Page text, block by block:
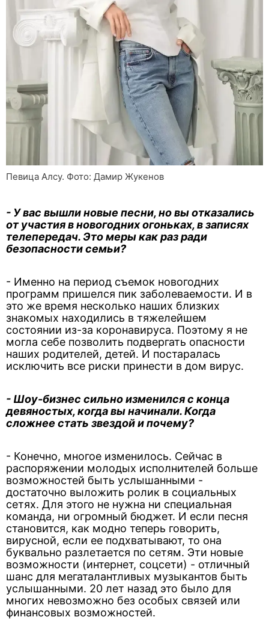
Певица Алсу. Фото: Дамир Жукенов
- У вас вышли новые песни, но вы отказались
от участия в новогодних огоньках, в записях
телепередач. Это меры как раз ради
безопасности семьи?
- Именно на период съемок новогодних
программ пришелся пик заболеваемости. И в
это же время несколько наших близких
знакомых находились в тяжелейшем
состоянии из-за коронавируса. Поэтому я не
могла себе позволить подвергать опасности
наших родителей, детей. И постаралась
исключить все риски принести в дом вирус.
- Шоу-бизнес сильно изменился с конца
девяностых, когда вы начинали. Когда
сложнее стать звездой и почему?
- Конечно, многое изменилось. Сейчас в
распоряжении молодых исполнителей больше
возможностей быть услышанными -
достаточно выложить ролик в социальных
сетях. Для этого не нужна ни специальная
команда, ни огромный бюджет. И если песня
становится, как модно теперь говорить,
вирусной, если ее подхватывают, то она
буквально разлетается по сетям. Эти новые
возможности (интернет, соцсети) - отличный
шанс для мегаталантливых музыкантов быть
услышанными. 20 лет назад это было для
многих невозможно без особых связей или
финансовых возможностей.